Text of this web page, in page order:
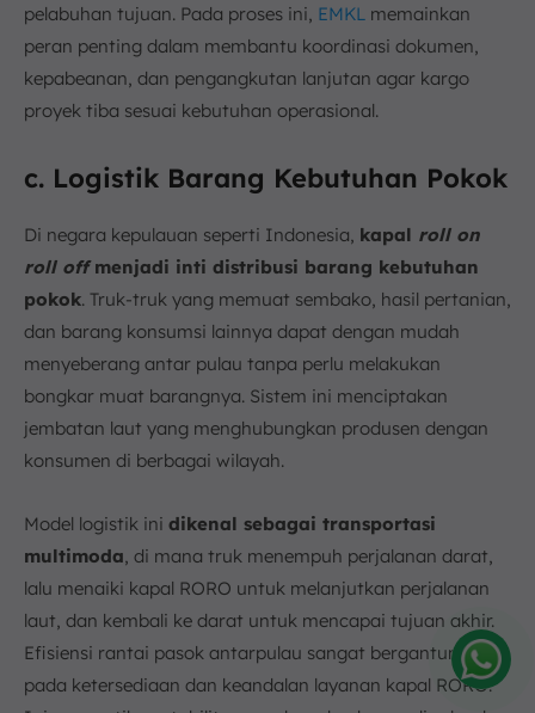
pelabuhan tujuan. Pada proses ini, EMKL memainkan
peran penting dalam membantu koordinasi dokumen,
kepabeanan, dan pengangkutan lanjutan agar kargo
proyek tiba sesuai kebutuhan operasional.
c. Logistik Barang Kebutuhan Pokok
Di negara kepulauan seperti Indonesia, kapal roll on
roll offmenjadi inti distribusi barang kebutuhan
pokok. Truk-truk yang memuat sembako, hasil pertanian,
dan barang konsumsi lainnya dapat dengan mudah
menyeberang antar pulau tanpa perlu melakukan
bongkar muat barangnya. Sistem ini menciptakan
jembatan laut yang menghubungkan produsen dengan
konsumen di berbagai wilayah.
Model logistik ini dikenal sebagai transportasi
multimoda , di mana truk menempuh perjalanan darat,
lalu menaiki kapal RORO untuk melanjutkan perjalanan
laut, dan kembali ke darat untuk mencapai tujuan akhir.
Efisiensi rantai pasok antarpulau sangat bergantung
pada ketersediaan dan keandalan layanan kapal RORO.